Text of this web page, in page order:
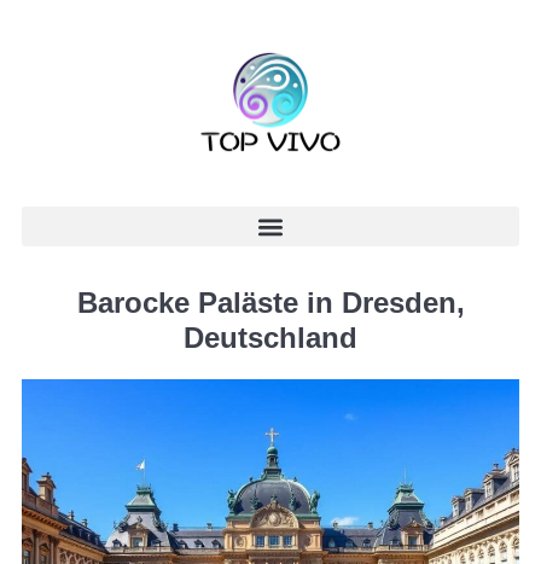
Barocke Paläste in Dresden,
Deutschland